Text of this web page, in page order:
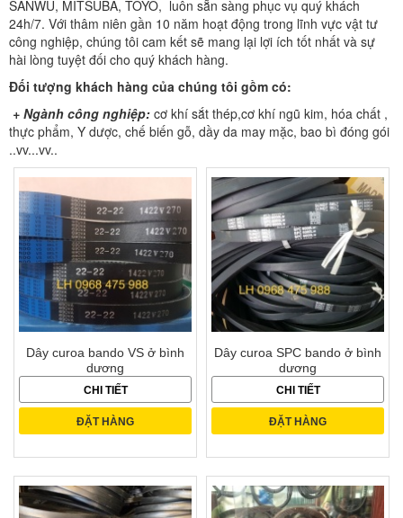
SANWU, MITSUBA, TOYO, luôn sẵn sàng phục vụ quý khách
24h/7. Với thâm niên gần 10 năm hoạt động trong lĩnh vực vật tư
công nghiệp, chúng tôi cam kết sẽ mang lại lợi ích tốt nhất và sự
hài lòng tuyệt đối cho quý khách hàng.
Đối tượng khách hàng của chúng tôi gồm có:
+ Ngành công nghiệp: cơ khí sắt thép,cơ khí ngũ kim, hóa chất ,
thực phẩm, Y dược, chế biến gỗ, dầy da may mặc, bao bì đóng gói
..vv...vv..
Dây curoa bando VS ở bình
dương
CHI TIẾT
ĐẶT HÀNG
Dây curoa SPC bando ở bình
dương
CHI TIẾT
ĐẶT HÀNG